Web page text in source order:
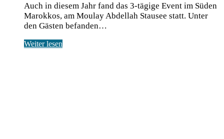
Auch in diesem Jahr fand das 3-tägige Event im Süden
Marokkos, am Moulay Abdellah Stausee statt. Unter
den Gästen befanden…
Weiter lesen